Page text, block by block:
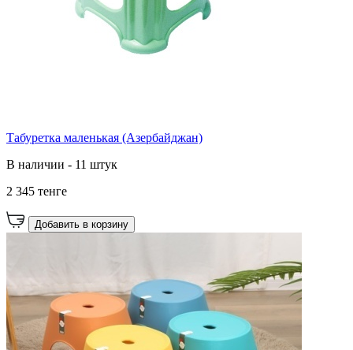
Табуретка маленькая (Азербайджан)
В наличии - 11 штук
2 345 тенге
Добавить в корзину